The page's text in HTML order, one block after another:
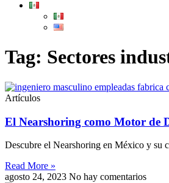
Tag: Sectores
Artículos
El Nearshoring como Motor de
Descubre el Nearshoring en México y su
Read More »
agosto 24, 2023 No hay comentarios